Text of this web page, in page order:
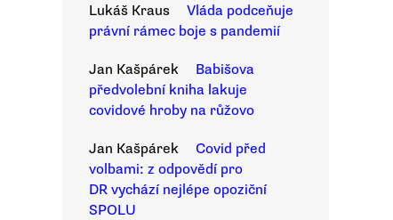
Lukáš Kraus
Vláda podceňuje
právní rámec boje s pandemií
Jan Kašpárek
Babišova
předvolební kniha lakuje
covidové hroby na růžovo
Jan Kašpárek
Covid před
volbami: z odpovědí pro
DR vychází nejlépe opoziční
SPOLU